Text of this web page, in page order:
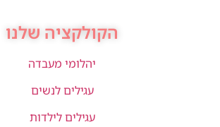
הקולקציה שלנו
יהלומי מעבדה
עגילים לנשים
עגילים לילדות